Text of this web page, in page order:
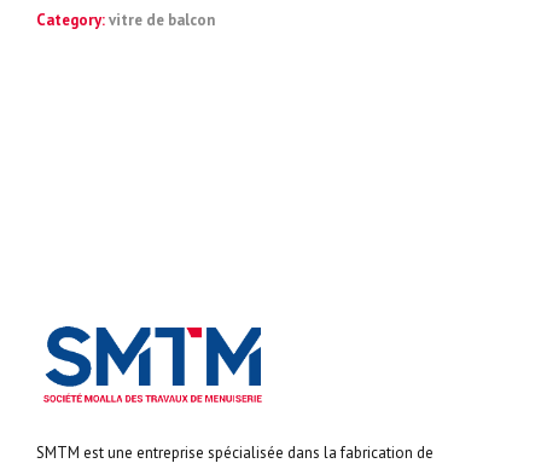
Category:vitre de balcon
SMTM est une entreprise spécialisée dans la fabrication de